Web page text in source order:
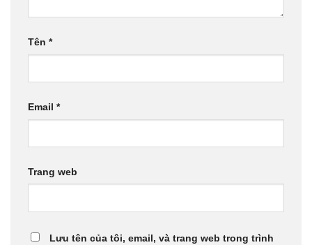
Tên *
Email *
Trang web
Lưu tên của tôi, email, và trang web trong trình